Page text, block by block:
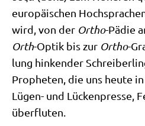
euro­päi­schen
wird, von der Ortho-Pädie
Orth-Optik bis zur Ortho-
lung hin­ken­der
Pro­phe­ten, die uns heu­te
Lügen- und Lücken­pres­se,
überfluten.